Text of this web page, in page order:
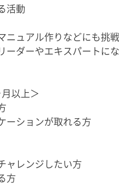
活動
ュアル作りなどにも挑戦
ダーやエキスパートに
以上＞
ーションが取れる方
ャレンジしたい方
方